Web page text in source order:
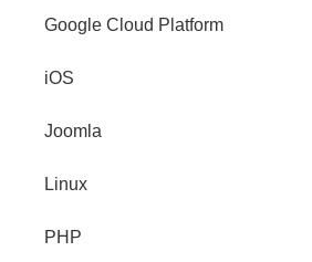
Google Cloud Platform
iOS
Joomla
Linux
PHP